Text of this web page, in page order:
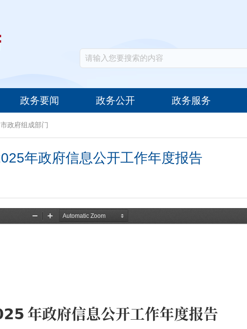
政务要闻 政务公开 政务服务
市政府组成部门
年政府信息公开工作年度报告